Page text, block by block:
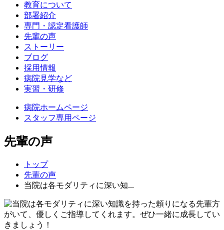
教育について
部署紹介
専門・認定看護師
先輩の声
ストーリー
ブログ
採用情報
病院見学など
実習・研修
病院ホームページ
スタッフ専用ページ
先輩の声
トップ
先輩の声
当院は各モダリティに深い知...